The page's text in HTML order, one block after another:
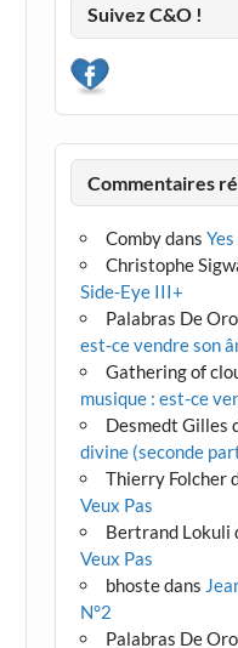
Suivez C&O !
Commentaires
Combydans
Christophe
Side-Eye III+
Palabras De Oro
est-ce vendre son
Gathering of
musique : est-ce
Desmedt Gilles
divine (seconde
Thierry Folcher
Veux Pas
Bertrand Lokuli
Veux Pas
bhostedans
N°2
Palabras De Oro